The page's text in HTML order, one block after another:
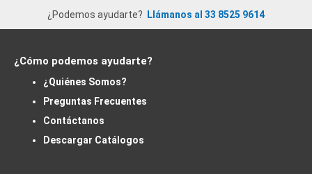
¿Podemos ayudarte? Llámanos al 33 8525 9614
¿Cómo podemos ayudarte?
¿Quiénes Somos?
Preguntas Frecuentes
Contáctanos
Descargar Catálogos